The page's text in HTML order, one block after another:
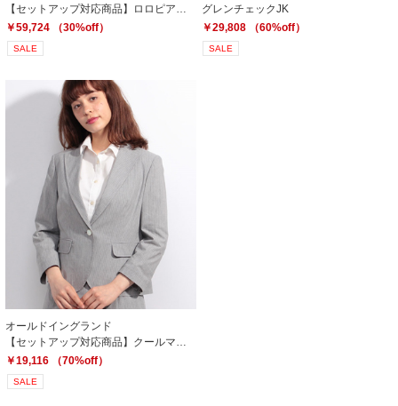
￥59,724 （30%off）
SALE
グレンチェックJK
￥29,808 （60%off）
SALE
オールドイングランド
￥19,116 （70%off）
SALE